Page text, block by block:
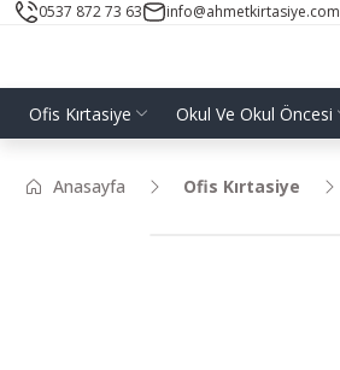
0537 872 73 63 info@ahmetkirtasiye.com
Ofis Kırtasiye Okul Ve Okul Öncesi
Anasayfa Ofis Kırtasiye